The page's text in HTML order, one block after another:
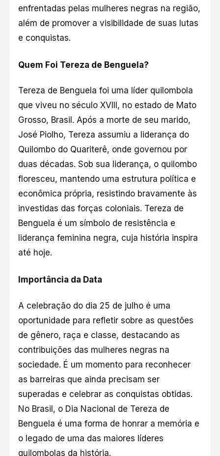
enfrentadas pelas mulheres negras na região,
além de promover a visibilidade de suas lutas
e conquistas.
Quem Foi Tereza de Benguela?
Tereza de Benguela foi uma líder quilombola
que viveu no século XVIII, no estado de Mato
Grosso, Brasil. Após a morte de seu marido,
José Piolho, Tereza assumiu a liderança do
Quilombo do Quariterê, onde governou por
duas décadas. Sob sua liderança, o quilombo
floresceu, mantendo uma estrutura política e
econômica própria, resistindo bravamente às
investidas das forças coloniais. Tereza de
Benguela é um símbolo de resistência e
liderança feminina negra, cuja história inspira
até hoje.
Importância da Data
A celebração do dia 25 de julho é uma
oportunidade para refletir sobre as questões
de gênero, raça e classe, destacando as
contribuições das mulheres negras na
sociedade. É um momento para reconhecer
as barreiras que ainda precisam ser
superadas e celebrar as conquistas obtidas.
No Brasil, o Dia Nacional de Tereza de
Benguela é uma forma de honrar a memória e
o legado de uma das maiores líderes
quilombolas da história.